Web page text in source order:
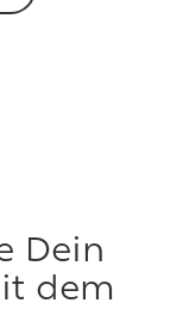
Dein
dem